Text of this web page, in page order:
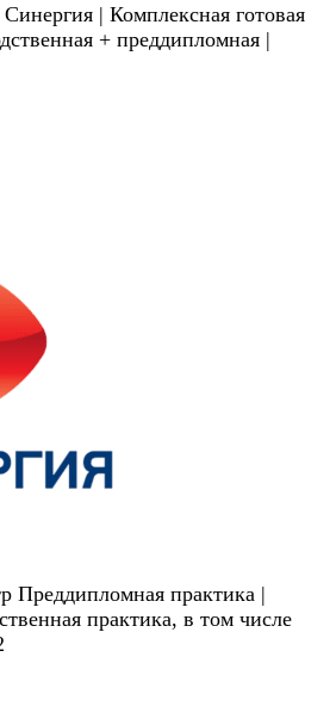
| Комплексная готовая
+ преддипломная |
Преддипломная практика |
практика, в том числе